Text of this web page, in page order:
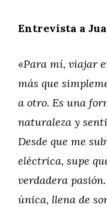
Entrevista a
«Para mí, viajar
más que
a otro. Es una
naturaleza y
Desde que me
eléctrica, supe
verdadera
única, llena de